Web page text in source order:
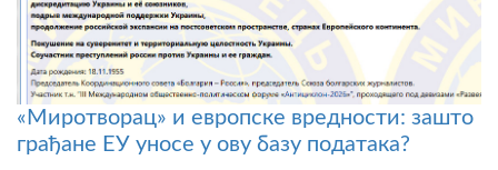
«Миротворац» и европске вредности: зашто
грађане ЕУ уносе у ову базу података?